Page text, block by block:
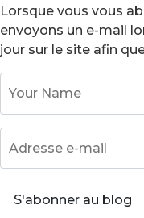
Lorsque vous vous
envoyons un e-mail
jour sur le site afin
S'abonner au blog